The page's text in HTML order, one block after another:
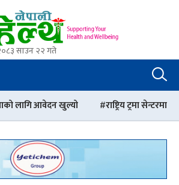
News Portal From Nepal : Article, Tips,
Interview, International Health, Nepal
Health,
साउन २२ गते
राष्ट्रिय ट्रमा सेन्टरमा आउने बेवारिसे